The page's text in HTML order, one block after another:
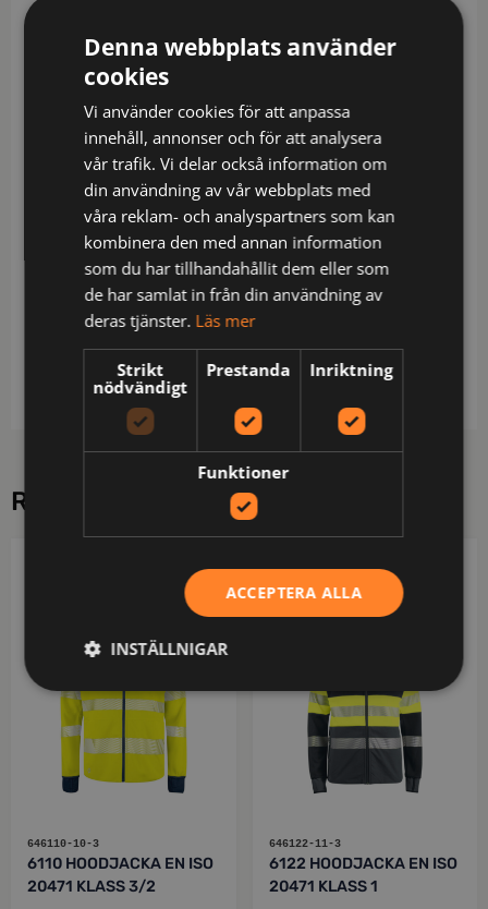
Beskrivning
Smidig 2-lagers lättvikts-softshell som är
vattenavvisande. Påvärmda reflexer utan sömmar.
Reflexer över axlarna som syns uppifrån. Bröstficka
med blixtlås och D-ring för ID-kortshållare på
insidan. Rymliga framfickor med blixtlås. Elastiskt
ärmslut med tumgrepp. Elastisk i nederkant. YKK
frontblixtlås.
Certifierad i varselklass 1 enligt EN ISO 20471.
Material: 100% polyester
Skötsel: Normal maskintvätt vid 40 grader,Blekning
är inte tillåtet,Torktumla ej,Stryk ej,Ej kemtvätt
RELATERADE PRODUKTER
646110-10-3
6110 HOODJACKA EN ISO
20471 KLASS 3/2
PROJOB
646122-11-3
6122 HOODJACKA EN ISO
20471 KLASS 1
Denna webbplats använder
cookies
Vi använder cookies för att anpassa
innehåll, annonser och för att analysera
vår trafik. Vi delar också information om
din användning av vår webbplats med
våra reklam- och analyspartners som kan
kombinera den med annan information
som du har tillhandahållit dem eller som
de har samlat in från din användning av
deras tjänster. Läs mer
Strikt
nödvändigt
Prestanda Inriktning
Funktioner
ACCEPTERA ALLA
INSTÄLLNIGAR